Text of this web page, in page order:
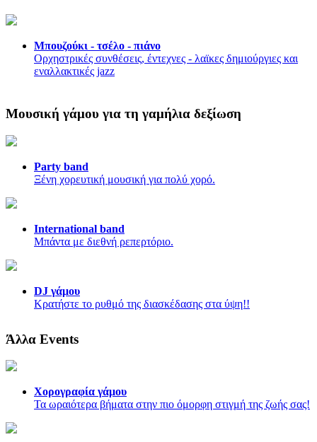
Μπουζούκι - τσέλο - πιάνο
Ορχηστρικές συνθέσεις, έντεχνες - λαϊκες δημιούργιες και
εναλλακτικές jazz
Μουσική γάμου για τη γαμήλια δεξίωση
Party band
Ξένη χορευτική μουσική για πολύ χορό.
International band
Μπάντα με διεθνή ρεπερτόριο.
DJ γάμου
Κρατήστε το ρυθμό της διασκέδασης στα ύψη!!
Άλλα Events
Χορογραφία γάμου
Τα ωραιότερα βήματα στην πιο όμορφη στιγμή της ζωής σας!